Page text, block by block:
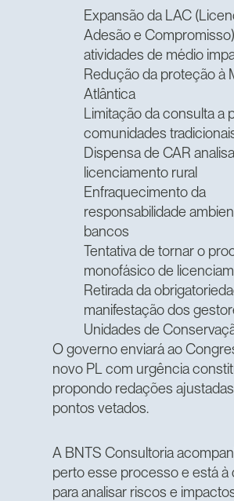
Expansão da LAC
Adesão e
atividades de médio
Redução da proteção à
Atlântica
Limitação da consulta a
comunidades
Dispensa de CAR
licenciamento rural
Enfraquecimento da
responsabilidade
bancos
Tentativa de tornar o
monofásico de
Retirada da
manifestação dos
Unidades de
O governo enviará ao
novo PL com urgência
propondo redações
pontos vetados.
A BNTS Consultoria
perto esse processo e está à
para analisar riscos e